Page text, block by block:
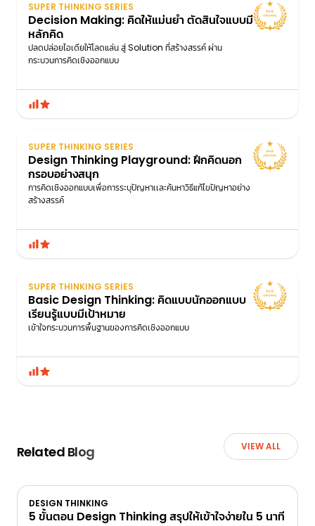
SUPER THINKING SERIES
Decision Making: คิดให้แม่นยำ ตัดสินใจแบบมี
หลักคิด
ปลดปล่อยไอเดียให้โลดแล่น สู่ Solution ที่สร้างสรรค์ ผ่าน
กระบวนการคิดเชิงออกแบบ
SUPER THINKING SERIES
Design Thinking Playground: ฝึกคิดนอก
กรอบอย่างสนุก
การคิดเชิงออกแบบเพื่อการระบุปัญหาเเละค้นหาวิธีแก้ไขปัญหาอย่าง
สร้างสรรค์
SUPER THINKING SERIES
Basic Design Thinking: คิดแบบนักออกแบบ
เรียนรู้แบบมีเป้าหมาย
เข้าใจกระบวนการพื้นฐานของการคิดเชิงออกแบบ
Related Blog VIEW ALL
DESIGN THINKING
5 ขั้นตอน Design Thinking สรุปให้เข้าใจง่ายใน 5 นาที